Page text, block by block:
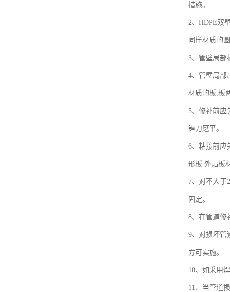
措施。
2、HDPE双
同样材质的圆
3、管壁局部
4、管壁局部
材质的板,板
5、修补前应
锉刀磨平。
6、粘接前应
形板.外贴板
7、对不大于
固定。
8、在管道修
9、对损坏管
方可实施。
10、如采用
11、当管道